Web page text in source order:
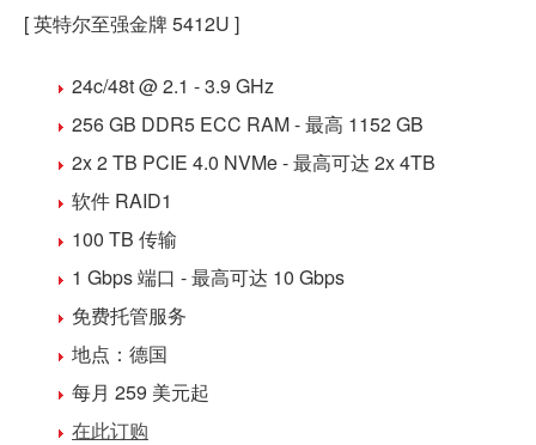
[ 英特尔至强金牌 5412U ]
24c/48t @ 2.1 - 3.9 GHz
256 GB DDR5 ECC RAM - 最高 1152 GB
2x 2 TB PCIE 4.0 NVMe- 最高可达 2x 4TB
软件 RAID1
100 TB 传输
1 Gbps 端口 - 最高可达 10 Gbps
免费托管服务
地点： 德国
每月 259 美元起
在此订购